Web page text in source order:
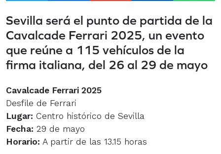
Sevilla será el punto de partida de la
Cavalcade Ferrari 2025, un evento
que reúne a 115 vehículos de la
firma italiana, del 26 al 29 de mayo
Cavalcade Ferrari 2025
Desfile de Ferrari
Lugar: Centro histórico de Sevilla
Fecha: 29 de mayo
Horario: A partir de las 13.15 horas